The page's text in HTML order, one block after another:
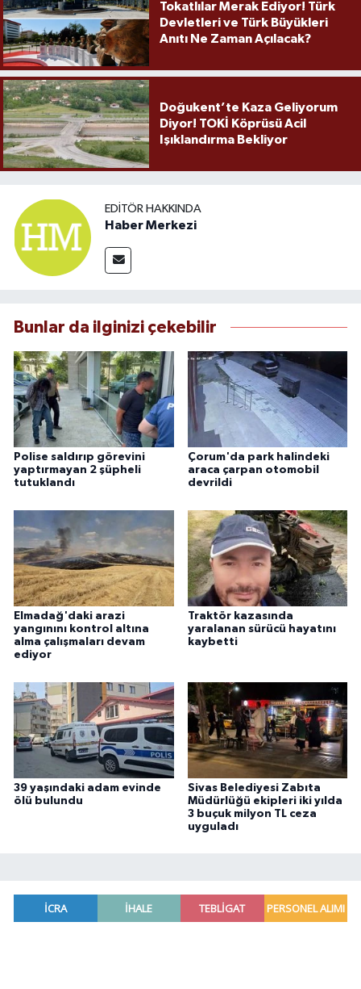
Tokatlılar Merak Ediyor! Türk
Devletleri ve Türk Büyükleri
Anıtı Ne Zaman Açılacak?
Doğukent’te Kaza Geliyorum
Diyor! TOKİ Köprüsü Acil
Işıklandırma Bekliyor
EDITÖR HAKKINDA
Haber Merkezi
Bunlar da ilginizi çekebilir
Polise saldırıp görevini
yaptırmayan 2 şüpheli
tutuklandı
Çorum'da park halindeki
araca çarpan otomobil
devrildi
Elmadağ'daki arazi
yangınını kontrol altına
alma çalışmaları devam
ediyor
Traktör kazasında
yaralanan sürücü hayatını
kaybetti
39 yaşındaki adam evinde
ölü bulundu
Sivas Belediyesi Zabıta
Müdürlüğü ekipleri iki yılda
3 buçuk milyon TL ceza
uyguladı